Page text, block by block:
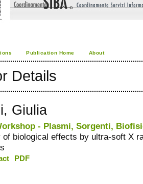
Publication Home About
Details
Giulia
- Plasmi, Sorgenti,
of biological effects by ultra-soft X
PDF